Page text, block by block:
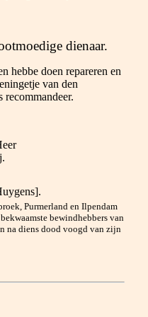
dienaar.
hebbe doen repareren en
van den
Purmerland en Ilpendam
bewindhebbers van
na diens dood voogd van zijn